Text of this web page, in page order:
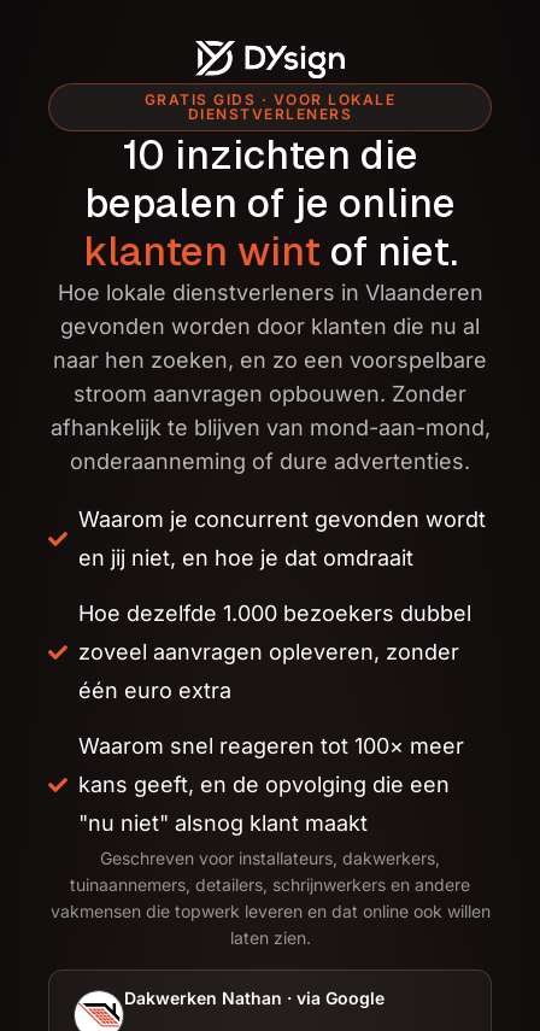
GRATIS GIDS · VOOR LOKALE
DIENSTVERLENERS
10 inzichten die
bepalen of je online
klanten wint of niet.
Hoe lokale dienstverleners in Vlaanderen
gevonden worden door klanten die nu al
naar hen zoeken, en zo een voorspelbare
stroom aanvragen opbouwen. Zonder
afhankelijk te blijven van mond-aan-mond,
onderaanneming of dure advertenties.
Waarom je concurrent gevonden wordt
en jij niet, en hoe je dat omdraait
Hoe dezelfde 1.000 bezoekers dubbel
zoveel aanvragen opleveren, zonder
één euro extra
Waarom snel reageren tot 100× meer
kans geeft, en de opvolging die een
"nu niet" alsnog klant maakt
Geschreven voor installateurs, dakwerkers,
tuinaannemers, detailers, schrijnwerkers en andere
vakmensen die topwerk leveren en dat online ook willen
laten zien.
Dakwerken Nathan · via Google